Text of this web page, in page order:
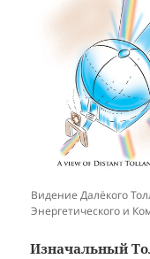
Видение Далёкого
Энергетического и
Изначальный